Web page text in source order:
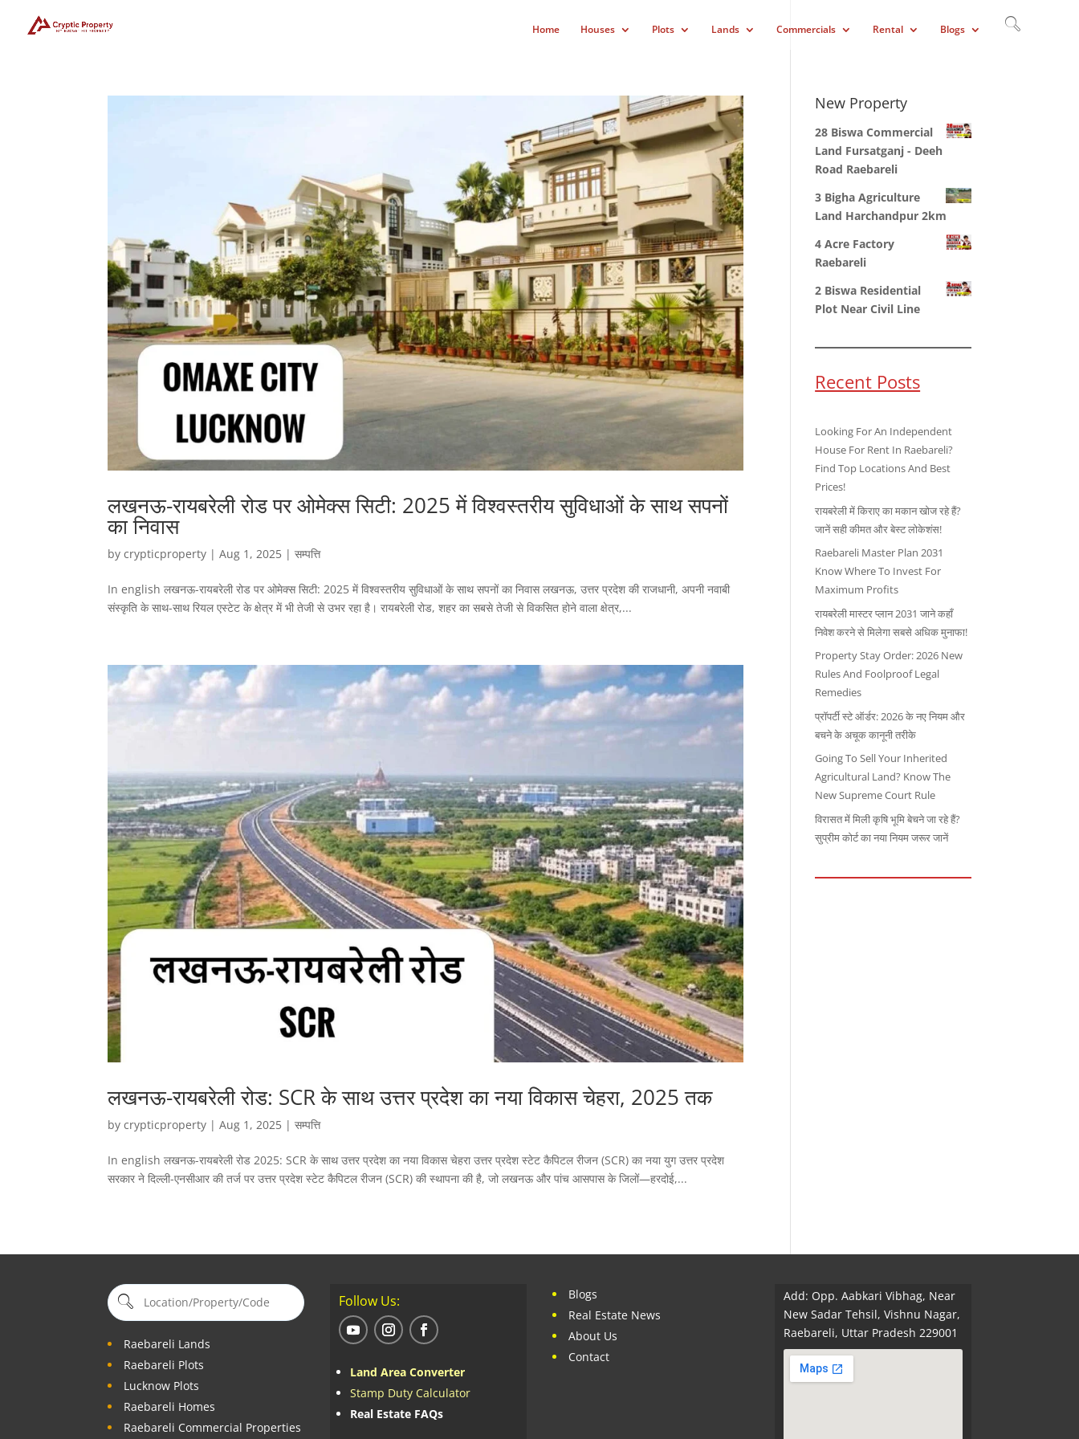
Home Houses Plots Lands Commercials Rental Blogs
लखनऊ-रायबरेली रोड पर ओमेक्स सिटी: 2025 में विश्वस्तरीय सुविधाओं के साथ सपनों
का निवास
bycrypticproperty |Aug 1, 2025 |सम्पत्ति
In english लखनऊ-रायबरेली रोड पर ओमेक्स सिटी: 2025 में विश्वस्तरीय सुविधाओं के साथ सपनों का निवास लखनऊ, उत्तर प्रदेश की राजधानी, अपनी नवाबी
संस्कृति के साथ-साथ रियल एस्टेट के क्षेत्र में भी तेजी से उभर रहा है। रायबरेली रोड, शहर का सबसे तेजी से विकसित होने वाला क्षेत्र,...
लखनऊ-रायबरेली रोड: SCR के साथ उत्तर प्रदेश का नया विकास चेहरा, 2025 तक
bycrypticproperty |Aug 1, 2025 |सम्पत्ति
In english लखनऊ-रायबरेली रोड 2025: SCR के साथ उत्तर प्रदेश का नया विकास चेहरा उत्तर प्रदेश स्टेट कैपिटल रीजन (SCR) का नया युग उत्तर प्रदेश
सरकार ने दिल्ली-एनसीआर की तर्ज पर उत्तर प्रदेश स्टेट कैपिटल रीजन (SCR) की स्थापना की है, जो लखनऊ और पांच आसपास के जिलों—हरदोई,...
New Property
28 Biswa Commercial
Land Fursatganj - Deeh
Road Raebareli
3 Bigha Agriculture
Land Harchandpur 2km
4 Acre Factory
Raebareli
2 Biswa Residential
Plot Near Civil Line
Recent Posts
Looking For An Independent
House For Rent In Raebareli?
Find Top Locations And Best
Prices!
रायबरेली में किराए का मकान खोज रहे हैं?
जानें सही कीमत और बेस्ट लोकेशंस!
Raebareli Master Plan 2031
Know Where To Invest For
Maximum Profits
रायबरेली मास्टर प्लान 2031 जाने कहाँ
निवेश करने से मिलेगा सबसे अधिक मुनाफा!
Property Stay Order: 2026 New
Rules And Foolproof Legal
Remedies
प्रॉपर्टी स्टे ऑर्डर: 2026 के नए नियम और
बचने के अचूक कानूनी तरीके
Going To Sell Your Inherited
Agricultural Land? Know The
New Supreme Court Rule
विरासत में मिली कृषि भूमि बेचने जा रहे हैं?
सुप्रीम कोर्ट का नया नियम जरूर जानें
Raebareli Lands
Raebareli Plots
Lucknow Plots
Raebareli Homes
Raebareli Commercial Properties
Follow Us:
Land Area Converter
Stamp Duty Calculator
Real Estate FAQs
Blogs
Real Estate News
About Us
Contact
Add: Opp. Aabkari Vibhag, Near
New Sadar Tehsil, Vishnu Nagar,
Raebareli, Uttar Pradesh 229001